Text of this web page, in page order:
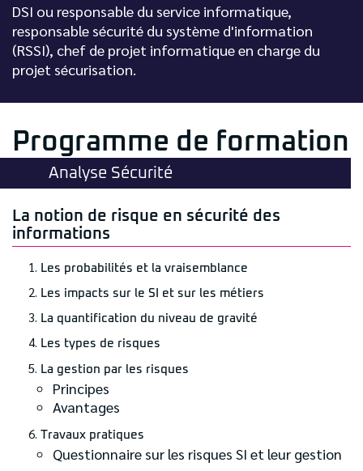
DSI ou responsable du service informatique,
responsable sécurité du système d'information
(RSSI), chef de projet informatique en charge du
projet sécurisation.
Programme de formation
Analyse Sécurité
La notion de risque en sécurité des
informations
Les probabilités et la vraisemblance
Les impacts sur le SI et sur les métiers
La quantification du niveau de gravité
Les types de risques
La gestion par les risques
Principes
Avantages
Travaux pratiques
Questionnaire sur les risques SI et leur gestion